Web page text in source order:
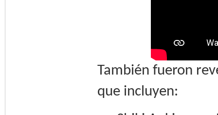
También fueron
que incluyen: